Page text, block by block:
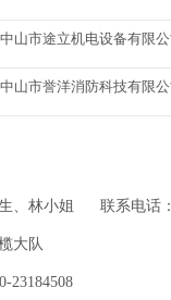
中山市途立机电设备有限公
中山市誉洋消防科技有限公
、林小姐 联系电话：
榄大队